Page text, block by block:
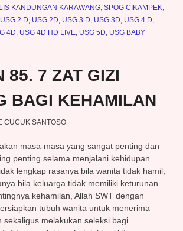
KANDUNGAN KARAWANG SPOG CIKAMPEK
USG 2 D USG 2D USG 3 D USG 3D USG 4 D
4D USG 4D HD LIVE USG 5D USG BABY
85. 7 ZAT GIZI
BAGI KEHAMILAN
CUCUK SANTOSO
masa-masa yang sangat penting dan
penting selama menjalani kehidupan
lengkap rasanya bila wanita tidak hamil,
bila keluarga tidak memiliki keturunan.
kehamilan, Allah SWT dengan
tubuh wanita untuk menerima
sekaligus melakukan seleksi bagi